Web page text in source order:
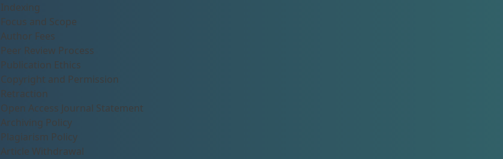
Indexing
Focus and Scope
Author Fees
Peer Review Process
Publication Ethics
Copyright and Permission
Retraction
Open Access Journal Statement
Archiving Policy
Plagiarism Policy
Article Withdrawal